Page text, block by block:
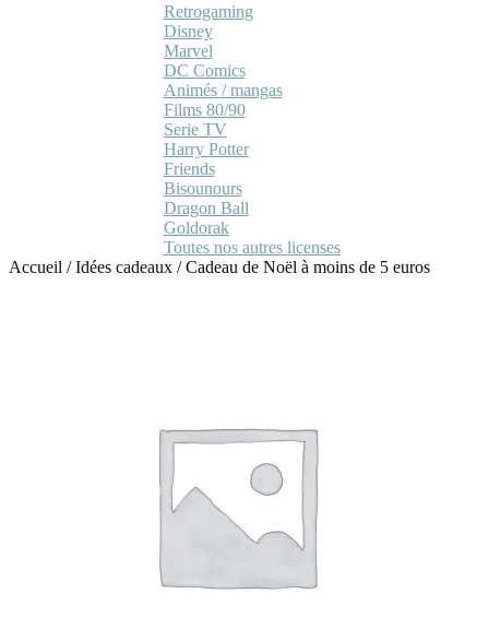
Retrogaming
Disney
Marvel
DC Comics
Animés / mangas
Films 80/90
Serie TV
Harry Potter
Friends
Bisounours
Dragon Ball
Goldorak
Toutes nos autres licenses
Accueil /Idées cadeaux /Cadeau de Noël à moins de 5 euros